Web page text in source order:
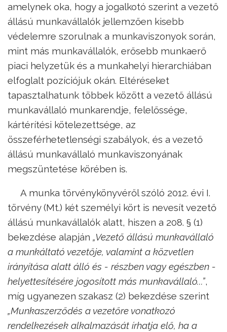
amelynek oka, hogy a jogalkotó szerint a vezető
állású munkavállalók jellemzően kisebb
védelemre szorulnak a munkaviszonyok során,
mint más munkavállalók, erősebb munkaerő
piaci helyzetük és a munkahelyi hierarchiában
elfoglalt pozíciójuk okán. Eltéréseket
tapasztalhatunk többek között a vezető állású
munkavállaló munkarendje, felelőssége,
kártérítési kötelezettsége, az
összeférhetetlenségi szabályok, és a vezető
állású munkavállaló munkaviszonyának
megszüntetése körében is.
A munka törvénykönyvéről szóló 2012. évi I.
törvény (Mt.) két személyi kört is nevesít vezető
állású munkavállalók alatt, hiszen a 208. § (1)
bekezdése alapján „Vezető állású munkavállaló
a munkáltató vezetője, valamint a közvetlen
irányítása alatt álló és - részben vagy egészben -
helyettesítésére jogosított más munkavállaló...”,
míg ugyanezen szakasz (2) bekezdése szerint
„Munkaszerződés a vezetőre vonatkozó
rendelkezések alkalmazását írhatja elő, ha a